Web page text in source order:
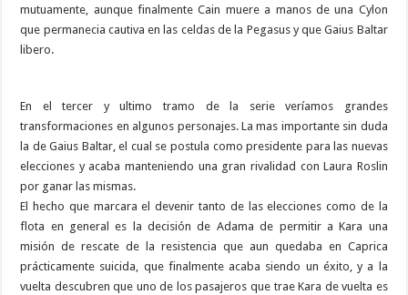
mutuamente, aunque finalmente Cain muere a manos de una Cylon
que permanecia cautiva en las celdas de la Pegasus y que Gaius Baltar
libero.
En el tercer y ultimo tramo de la serie veríamos grandes
transformaciones en algunos personajes. La mas importante sin duda
la de Gaius Baltar, el cual se postula como presidente para las nuevas
elecciones y acaba manteniendo una gran rivalidad con Laura Roslin
por ganar las mismas.
El hecho que marcara el devenir tanto de las elecciones como de la
flota en general es la decisión de Adama de permitir a Kara una
misión de rescate de la resistencia que aun quedaba en Caprica
prácticamente suicida, que finalmente acaba siendo un éxito, y a la
vuelta descubren que uno de los pasajeros que trae Kara de vuelta es